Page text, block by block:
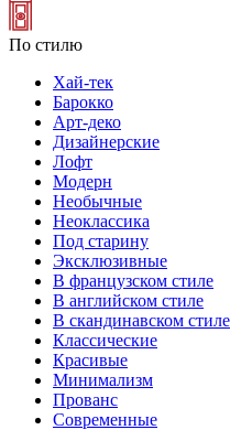
По стилю
Хай-тек
Барокко
Арт-деко
Дизайнерские
Лофт
Модерн
Необычные
Неоклассика
Под старину
Эксклюзивные
В французском стиле
В английском стиле
В скандинавском стиле
Классические
Красивые
Минимализм
Прованс
Современные